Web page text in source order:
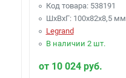
Код товара: 538191
ШхВхГ: 100x82x8,5 мм
Legrand
В наличии 2 шт.
от 10 024 руб.